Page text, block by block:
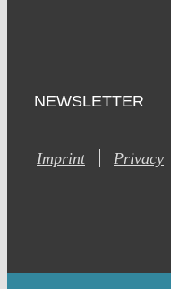
NEWSLETTER
Imprint Privacy